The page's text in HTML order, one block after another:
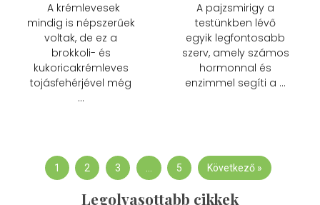
A krémlevesek
mindig is népszerűek
voltak, de ez a
brokkoli- és
kukoricakrémleves
tojásfehérjével még
…
A pajzsmirigy a
testünkben lévő
egyik legfontosabb
szerv, amely számos
hormonnal és
enzimmel segíti a …
1 2 3 … 5 Következő »
Legolvasottabb cikkek